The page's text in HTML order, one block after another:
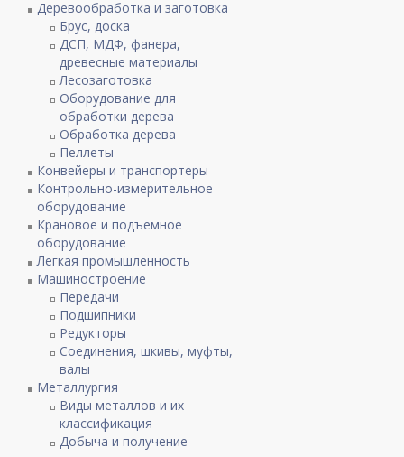
Деревообработка и заготовка
Брус, доска
ДСП, МДФ, фанера,
древесные материалы
Лесозаготовка
Оборудование для
обработки дерева
Обработка дерева
Пеллеты
Конвейеры и транспортеры
Контрольно-измерительное
оборудование
Крановое и подъемное
оборудование
Легкая промышленность
Машиностроение
Передачи
Подшипники
Редукторы
Соединения, шкивы, муфты,
валы
Металлургия
Виды металлов и их
классификация
Добыча и получение